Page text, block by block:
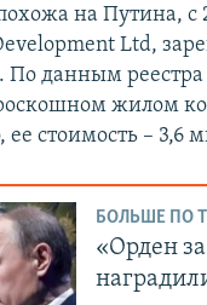
на Путина, с
Ltd,
По данным
жилом
стоимость – 3,6
БОЛЬШЕ ПО
«Орден